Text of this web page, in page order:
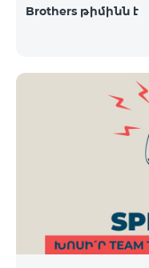
Brothers թիմինն է